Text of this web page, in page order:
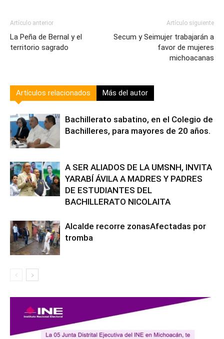
Artículo anterior
La Peña de Bernal y el
territorio sagrado
Artículo siguiente
Secum y Seimujer trabajarán a
favor de mujeres
michoacanas
Artículos relacionados Más del autor
Bachillerato sabatino, en el Colegio de
Bachilleres, para mayores de 20 años.
A SER ALIADOS DE LA UMSNH, INVITA
YARABÍ ÁVILA A MADRES Y PADRES
DE ESTUDIANTES DEL
BACHILLERATO NICOLAITA
Alcalde recorre zonasAfectadas por
tromba